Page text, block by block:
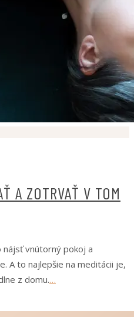
A ZOTRVAŤ V TOM
vnútorný pokoj a
A to najlepšie na meditácii je,
z domu.…